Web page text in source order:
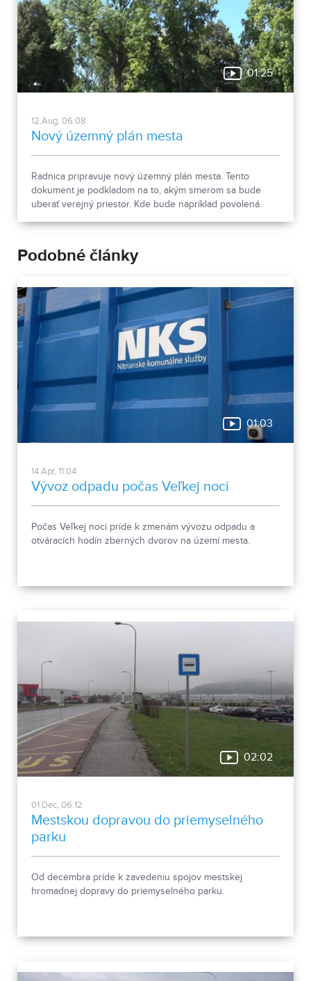
01:25
12.Aug, 06:08
Nový územný plán mesta
Radnica pripravuje nový územný plán mesta. Tento
dokument je podkladom na to, akým smerom sa bude
uberať verejný priestor. Kde bude napríklad povolená
Podobné články
01:03
14.Apr, 11:04
Vývoz odpadu počas Veľkej noci
Počas Veľkej noci príde k zmenám vývozu odpadu a
otváracích hodín zberných dvorov na území mesta.
02:02
01.Dec, 06:12
Mestskou dopravou do priemyselného
parku
Od decembra príde k zavedeniu spojov mestskej
hromadnej dopravy do priemyselného parku.